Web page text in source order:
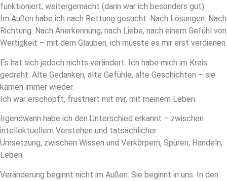
funktioniert, weitergemacht (darin war ich besonders gut).
Im Außen habe ich nach Rettung gesucht. Nach Lösungen. Nach
Richtung. Nach Anerkennung, nach Liebe, nach einem Gefühl von
Wertigkeit – mit dem Glauben, ich müsste es mir erst verdienen.
Es hat sich jedoch nichts verändert. Ich habe mich im Kreis
gedreht. Alte Gedanken, alte Gefühle, alte Geschichten – sie
kamen immer wieder.
Ich war erschöpft, frustriert mit mir, mit meinem Leben.
Irgendwann habe ich den Unterschied erkannt – zwischen
intellektuellem Verstehen und tatsächlicher
Umsetzung, zwischen Wissen und Verkörpern, Spüren, Handeln,
Leben.
Veränderung beginnt nicht im Außen. Sie beginnt in uns. In den